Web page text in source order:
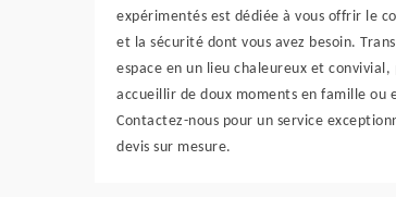
expérimentés est dédiée à vous offrir le
et la sécurité dont vous avez besoin.
espace en un lieu chaleureux et convivial,
accueillir de doux moments en famille ou
Contactez-nous pour un service
devis sur mesure.